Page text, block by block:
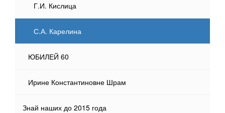
Г.И. Кислица
С.А. Карелина
ЮБИЛЕЙ 60
Ирине Константиновне Шрам
Знай наших до 2015 года